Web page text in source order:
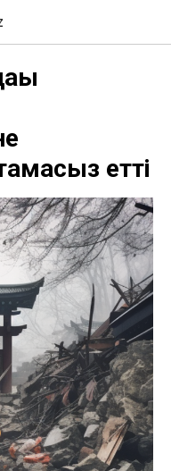
етті